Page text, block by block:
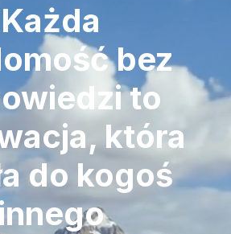
Każda
bez
to
która
do kogoś